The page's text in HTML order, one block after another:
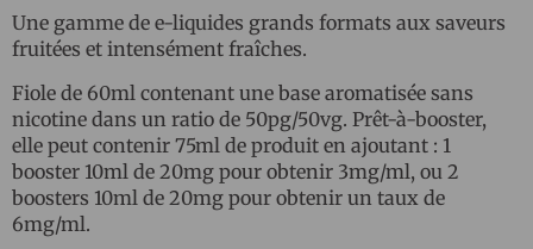
Une gamme de e-liquides grands formats aux saveurs
fruitées et intensément fraîches.
Fiole de 60ml contenant une base aromatisée sans
nicotine dans un ratio de 50pg/50vg. Prêt-à-booster,
elle peut contenir 75ml de produit en ajoutant : 1
booster 10ml de 20mg pour obtenir 3mg/ml, ou 2
boosters 10ml de 20mg pour obtenir un taux de
6mg/ml.